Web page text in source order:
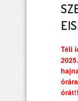
Téli